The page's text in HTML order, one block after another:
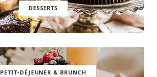
DESSERTS
PETIT-DÉJEUNER & BRUNCH